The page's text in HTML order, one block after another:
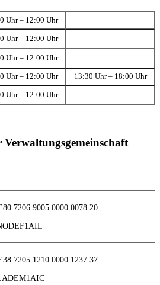
Uhr – 12:00 Uhr
Uhr – 12:00 Uhr
Uhr – 12:00 Uhr
Uhr – 12:00 Uhr 13:30 Uhr – 18:00 Uhr
Uhr – 12:00 Uhr
7206 9005 0000 0078 20
7205 1210 0000 1237 37